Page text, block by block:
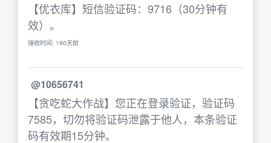
【优衣库】短信验证码：9716（30分钟有
效）。
接收时间: 190天前
@10656741
【贪吃蛇大作战】您正在登录验证，验证码
7585，切勿将验证码泄露于他人，本条验证
码有效期15分钟。